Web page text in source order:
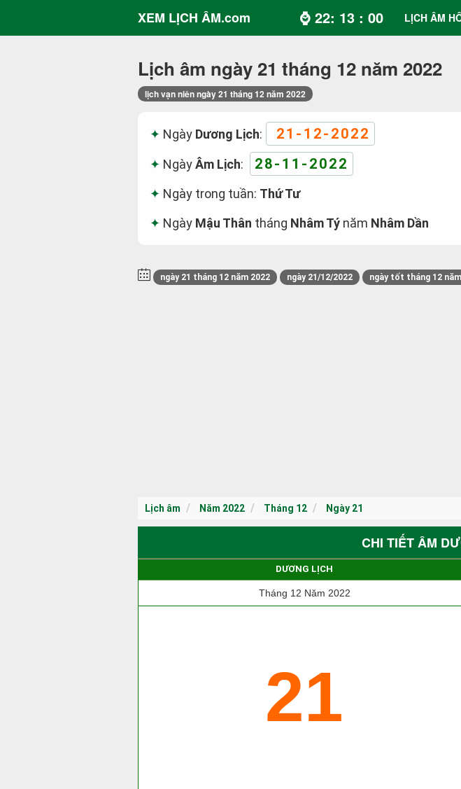
XEM LỊCH ÂM.com ⌚ 22: 13 : 01 LỊCH ÂM
Lịch âm ngày 21 tháng 12 năm 2022
lịch vạn niên ngày 21 tháng 12 năm 2022
Ngày Dương Lịch: 21-12-2022
NgàyÂm Lịch: 28-11-2022
Ngày trong tuần: Thứ Tư
Ngày Mậu Thân tháng Nhâm Tý năm Nhâm Dần
ngày 21 tháng 12 năm 2022 ngày 21/12/2022 ngày tốt tháng 12
Lịch âm Năm 2022 Tháng 12 Ngày 21
CHI TIẾT ÂM
DƯƠNG LỊCH
Tháng 12 Năm 2022
21